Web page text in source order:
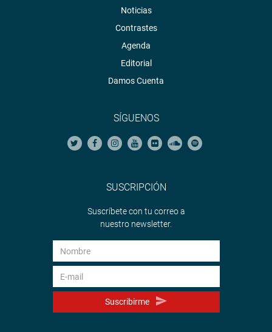
Noticias
Contrastes
Agenda
Editorial
Damos Cuenta
SÍGUENOS
SUSCRIPCIÓN
Suscríbete con tu correo a
nuestro newsletter.
Suscribirme